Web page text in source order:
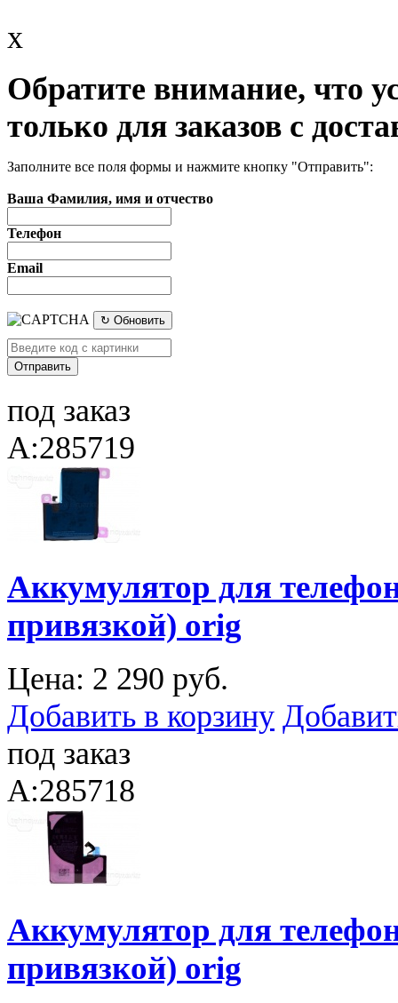
x
Обратите внимание, что
только для заказов с
Заполните все поля формы и нажмите кнопку "Отправить":
Ваша Фамилия, имя и отчество
Телефон
Email
↻ Обновить
под заказ
A:285719
Аккумулятор для
привязкой) orig
Цена: 2 290 руб.
Добавить в корзину
под заказ
A:285718
Аккумулятор для
привязкой) orig